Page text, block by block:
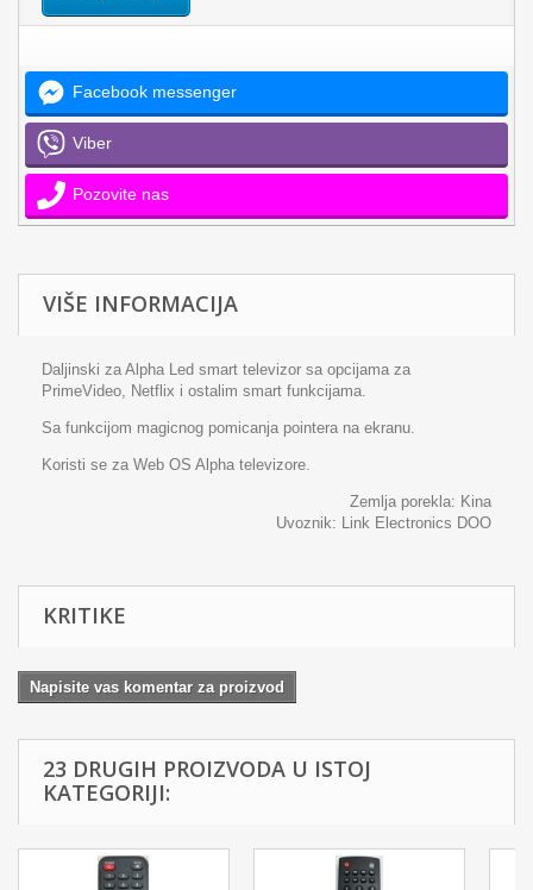
Facebook messenger
Viber
Pozovite nas
VIŠE INFORMACIJA
Daljinski za Alpha Led smart televizor sa opcijama za
PrimeVideo, Netflix i ostalim smart funkcijama.
Sa funkcijom magicnog pomicanja pointera na ekranu.
Koristi se za Web OS Alpha televizore.
Zemlja porekla: Kina
Uvoznik: Link Electronics DOO
KRITIKE
Napisite vas komentar za proizvod
23 DRUGIH PROIZVODA U ISTOJ
KATEGORIJI: